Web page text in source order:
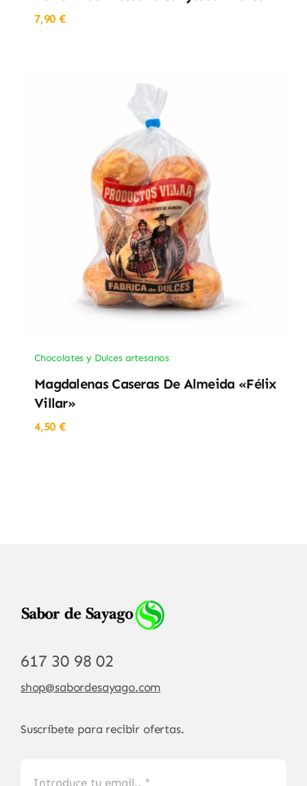
7,90€
Chocolates y Dulces artesanos
Magdalenas Caseras De Almeida «Félix
Villar»
4,50€
617 30 98 02
shop@sabordesayago.com
Suscríbete para recibir ofertas.